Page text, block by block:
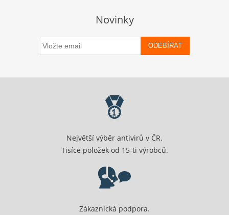
Novinky
ODEBÍRAT
Největší výběr antivirů v ČR.
Tisíce položek od 15-ti výrobců.
Zákaznická podpora.